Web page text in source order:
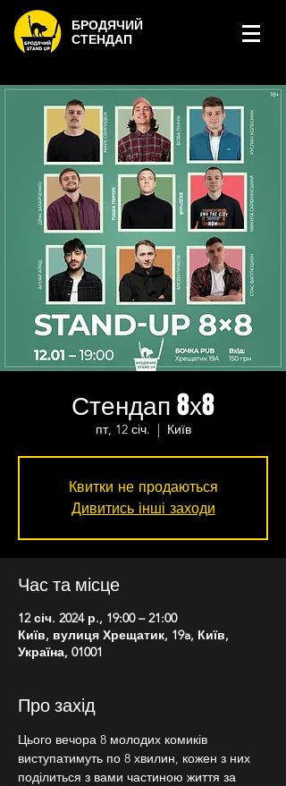
БРОДЯЧИЙ
СТЕНДАП
Стендап 8х8
пт, 12 січ.
  |
Київ
Квитки не продаються
Дивитись інші заходи
Час та місце
12 січ. 2024 р., 19:00 – 21:00
Київ, вулиця Хрещатик, 19a, Київ,
Україна, 01001
Про захід
Цього вечора 8 молодих комиків
виступатимуть по 8 хвилин, кожен з них
поділиться з вами частиною життя за